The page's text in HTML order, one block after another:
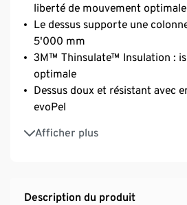
liberté de mouvement optimale
Le dessus supporte une
5'000 mm
3M™ Thinsulate™ Insulation :
optimale
Dessus doux et résistant avec
evoPel
Afficher plus
Renfort CORDURA® résistant
Bretelles élastiques et réglables
du dos avec doublure en polaire
Description du produit